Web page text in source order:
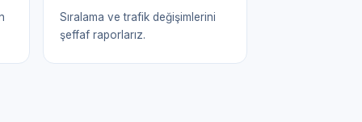
Sıralama ve trafik değişimlerini
şeffaf raporlarız.